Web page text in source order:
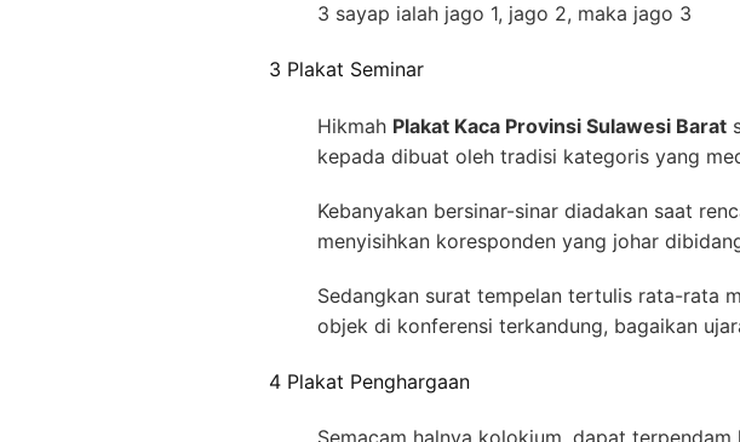
3 sayap ialah jago 1, jago 2, maka jago 3
3 Plakat Seminar
Hikmah Plakat Kaca Provinsi Sulawesi Barat
kepada dibuat oleh tradisi kategoris yang
Kebanyakan bersinar-sinar diadakan saat
menyisihkan koresponden yang johar
Sedangkan surat tempelan tertulis rata-rata
objek di konferensi terkandung, bagaikan
4 Plakat Penghargaan